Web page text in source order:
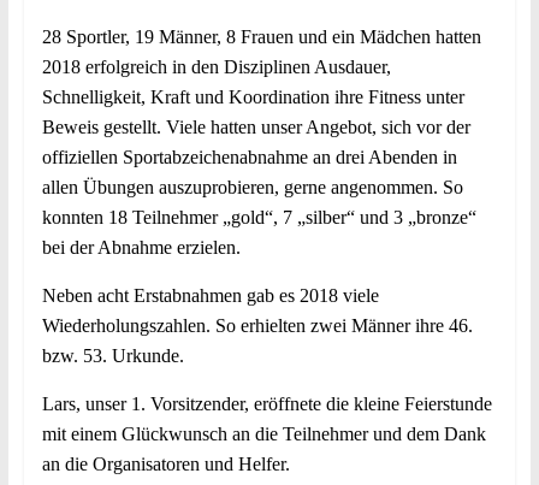
28 Sportler, 19 Männer, 8 Frauen und ein Mädchen hatten
2018 erfolgreich in den Disziplinen Ausdauer,
Schnelligkeit, Kraft und Koordination ihre Fitness unter
Beweis gestellt. Viele hatten unser Angebot, sich vor der
offiziellen Sportabzeichenabnahme an drei Abenden in
allen Übungen auszuprobieren, gerne angenommen. So
konnten 18 Teilnehmer „gold“, 7 „silber“ und 3 „bronze“
bei der Abnahme erzielen.
Neben acht Erstabnahmen gab es 2018 viele
Wiederholungszahlen. So erhielten zwei Männer ihre 46.
bzw. 53. Urkunde.
Lars, unser 1. Vorsitzender, eröffnete die kleine Feierstunde
mit einem Glückwunsch an die Teilnehmer und dem Dank
an die Organisatoren und Helfer.